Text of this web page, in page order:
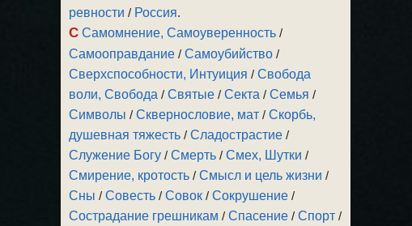
ревности / Россия.
С Самомнение, Самоуверенность /
Самооправдание /Самоубийство /
Сверхспособности, Интуиция /Свобода
воли, Свобода /Святые /Секта /Семья /
Символы /Сквернословие, мат /Скорбь,
душевная тяжесть /Сладострастие /
Служение Богу /Смерть /Смех, Шутки /
Смирение, кротость /Смысл и цель жизни /
Сны /Совесть /Совок /Сокрушение /
Сострадание грешникам /Спасение /Спорт /